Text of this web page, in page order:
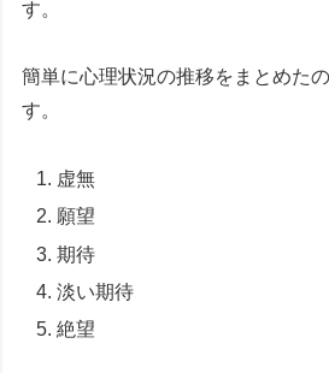
す。
簡単に心理状況の推移をまとめた
す。
虚無
願望
期待
淡い期待
絶望